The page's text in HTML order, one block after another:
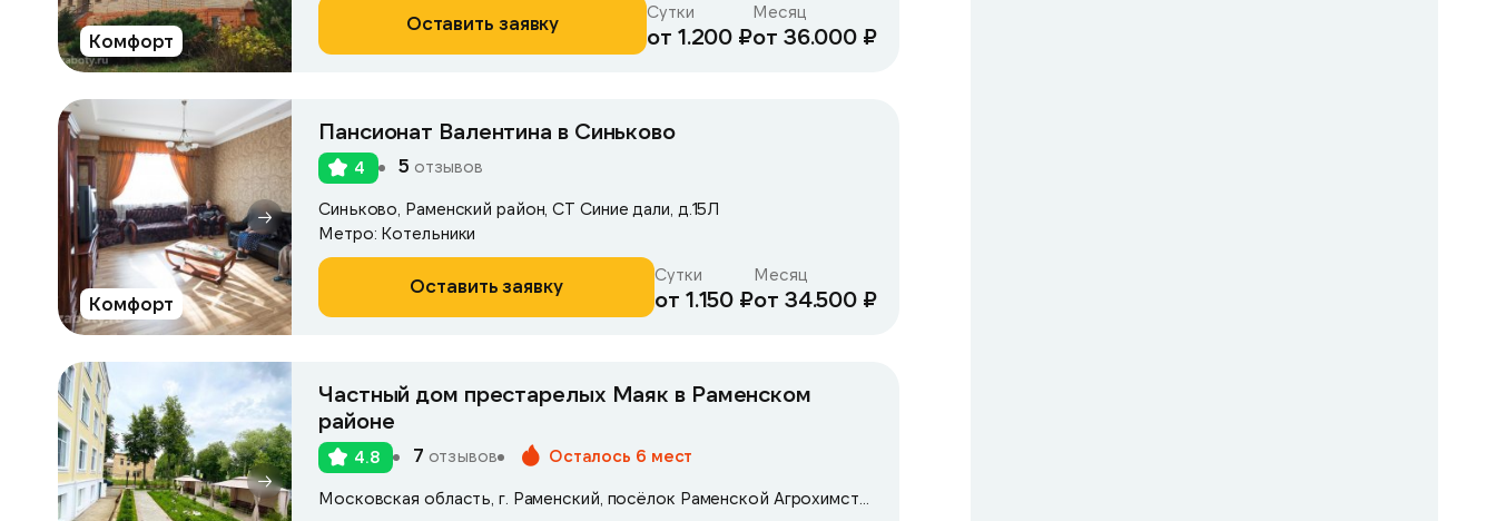
Комфорт
Оставить заявку Сутки
от 1.200 ₽
Месяц
от 36.000 ₽
Комфорт
Пансионат Валентина в Синьково
4 5 отзывов
Синьково, Раменский район, СТ Синие дали, д.15Л
Метро: Котельники
Оставить заявку Сутки
от 1.150 ₽
Месяц
от 34.500 ₽
Частный дом престарелых Маяк в Раменском
районе
4.8 7 отзывов Осталось 6 мест